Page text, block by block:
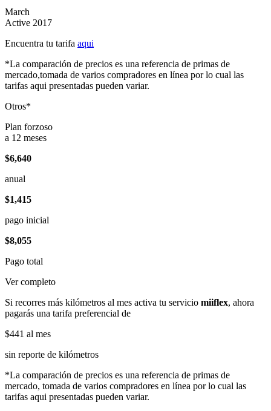
March
Active 2017
Encuentra tu tarifa aqui
*La comparación de precios es una referencia de primas de
mercado,tomada de varios compradores en línea por lo cual las
tarifas aqui presentadas pueden variar.
Otros*
Plan forzoso
a 12 meses
$6,640
anual
$1,415
pago inicial
$8,055
Pago total
Ver completo
Si recorres más kilómetros al mes activa tu servicio miiflex, ahora
pagarás una tarifa preferencial de
$441 al mes
sin reporte de kilómetros
*La comparación de precios es una referencia de primas de
mercado, tomada de varios compradores en línea por lo cual las
tarifas aqui presentadas pueden variar.